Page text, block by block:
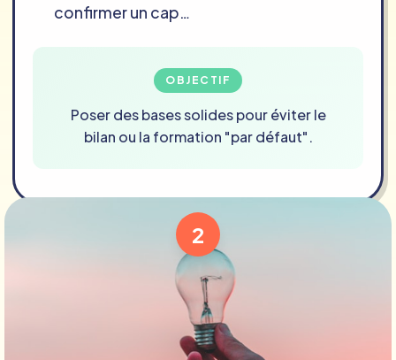
confirmer un cap…
OBJECTIF
Poser des bases solides pour éviter le
bilan ou la formation "par défaut".
2